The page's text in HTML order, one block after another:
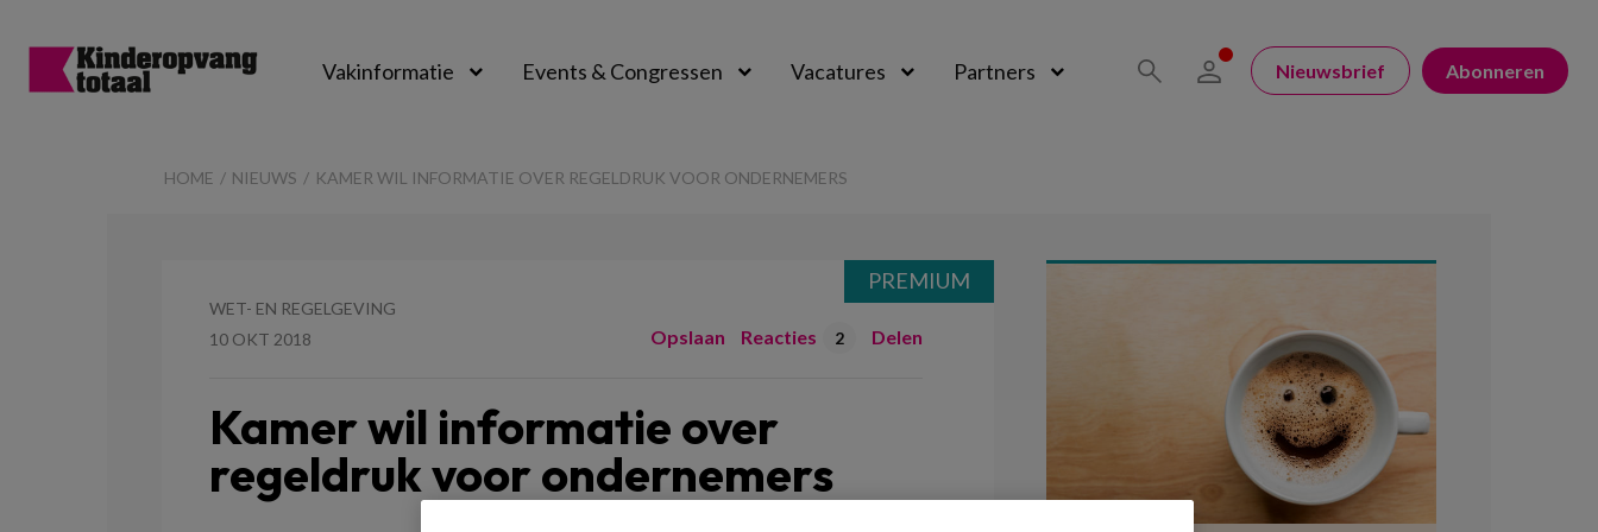
Vakinformatie Events & Congressen Vacatures Partners Nieuwsbrief Abonneren
HOME NIEUWS KAMER WIL INFORMATIE OVER REGELDRUK VOOR ONDERNEMERS
WET- EN REGELGEVING
10 OKT 2018
Opslaan Reacties 2 Delen
Kamer wil informatie over
regeldruk voor ondernemers
PREMIUM